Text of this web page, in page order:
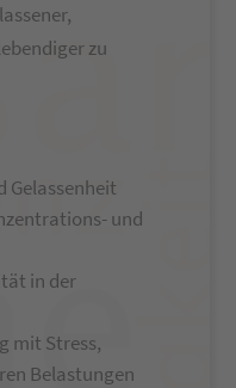
zu
Gelassenheit
und
in der
mit Stress,
Belastungen